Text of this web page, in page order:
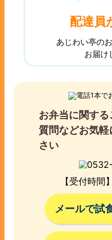
配達員
あじわい亭の
お届け
お弁当に関す
質問などお気軽
さい
【受付時間
メールで試